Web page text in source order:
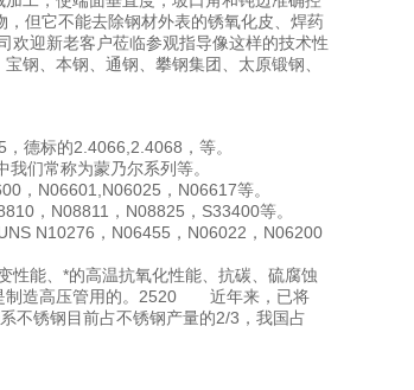
但它不能去除钢材外表的锈氧化皮、焊药
迎新老客户莅临参观指导像这样的技术性
钢、本钢、通钢、攀钢集团、太原锻钢、
德标的2.4066,2.4068，等。
们常称为蒙乃尔系列等。
，N06601,N06025，N06617等。
，N08811，N08825，S33400等。
N10276，N06455，N06022，N06200
能、*的高温抗氧化性能、抗碳、硫腐蚀
是制造高压管用的。2520 近年来，已将
不锈钢目前占不锈钢产量的2/3，我国占